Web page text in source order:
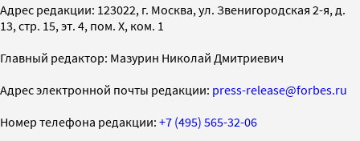
Адрес редакции: 123022, г. Москва, ул. Звенигородская 2-я, д.
13, стр. 15, эт. 4, пом. X, ком. 1
Главный редактор: Мазурин Николай Дмитриевич
Адрес электронной почты редакции: press-release@forbes.ru
Номер телефона редакции: +7 (495) 565-32-06